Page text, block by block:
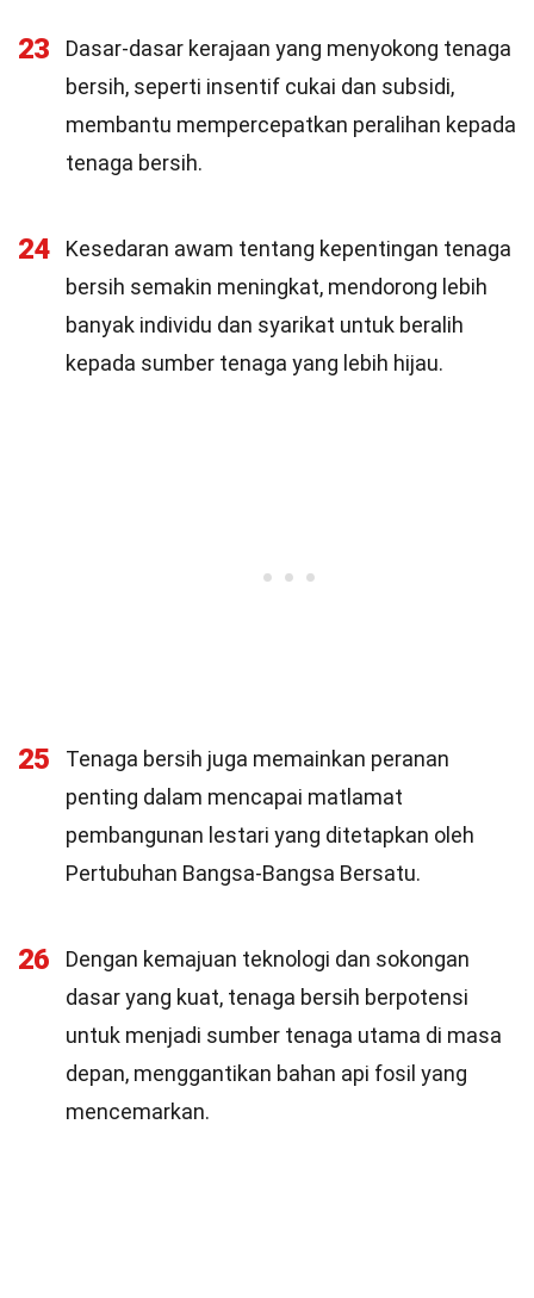
23
Dasar-dasar kerajaan yang menyokong tenaga
bersih, seperti insentif cukai dan subsidi,
membantu mempercepatkan peralihan kepada
tenaga bersih.
24
Kesedaran awam tentang kepentingan tenaga
bersih semakin meningkat, mendorong lebih
banyak individu dan syarikat untuk beralih
kepada sumber tenaga yang lebih hijau.
25
Tenaga bersih juga memainkan peranan
penting dalam mencapai matlamat
pembangunan lestari yang ditetapkan oleh
Pertubuhan Bangsa-Bangsa Bersatu.
26
Dengan kemajuan teknologi dan sokongan
dasar yang kuat, tenaga bersih berpotensi
untuk menjadi sumber tenaga utama di masa
depan, menggantikan bahan api fosil yang
mencemarkan.